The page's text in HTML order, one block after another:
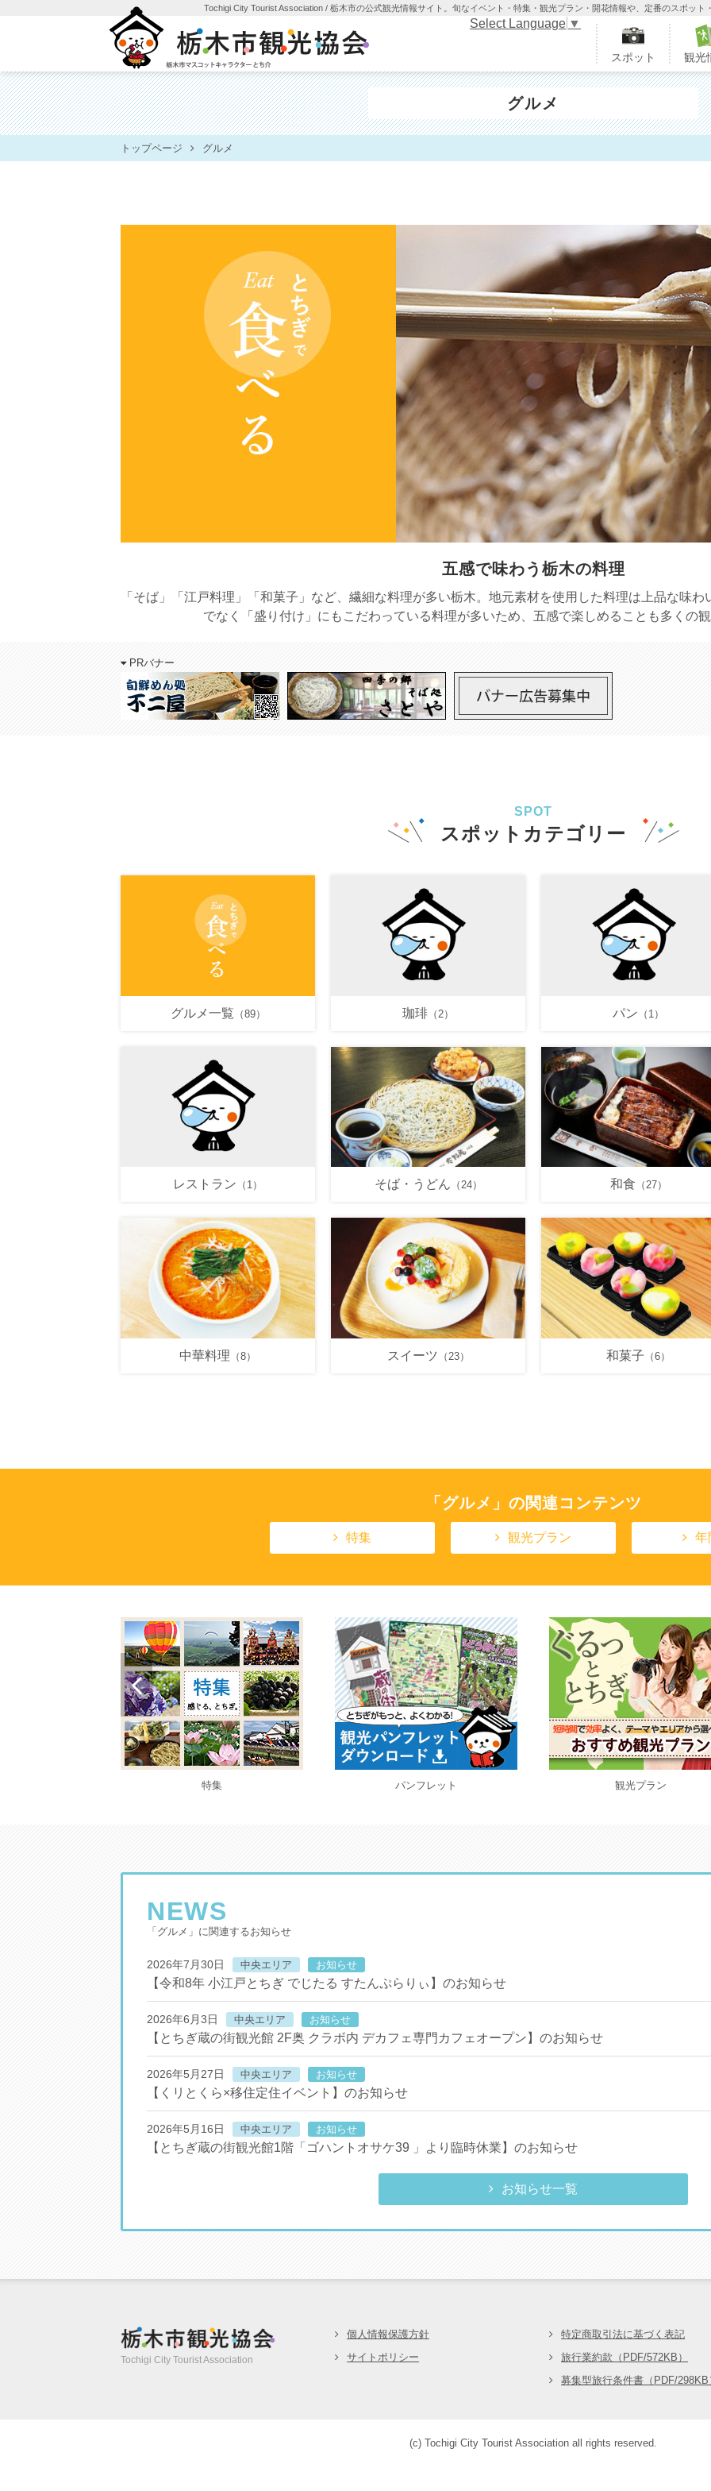
Tochigi City Tourist Association / 栃木市の公式観光情報サイト。旬なイベント・特集・観光プラン・開花情報や、定番のスポット
栃木市観光協会
スポット 観光
Select Language ▼
グルメ
トップページ グルメ
五感で味わう栃木の料理
「そば」「江戸料理」「和菓子」など、繊細な料理が多い栃木。地元素材を使用した料理は上品な味
でなく「盛り付け」にもこだわっている料理が多いため、五感で楽しめることも多くの
PRバナー
SPOT
スポットカテゴリー
グルメ一覧 （89） 珈琲 （2） パン （1）
レストラン （1） そば・うどん （24） 和食 （27）
中華料理 （8） スイーツ （23） 和菓子 （6）
「グルメ」の関連コンテンツ
特集 観光プラン 年
特集 パンフレット 観光プラン
NEWS
「グルメ」に関連するお知らせ
2026年7月30日 中央エリア お知らせ
【令和8年 小江戸とちぎ でじたる すたんぷらりぃ】のお知らせ
2026年6月3日 中央エリア お知らせ
【とちぎ蔵の街観光館 2F奥 クラボ内 デカフェ専門カフェオープン】のお知らせ
2026年5月27日 中央エリア お知らせ
【くリとくら×移住定住イベント】のお知らせ
2026年5月16日 中央エリア お知らせ
【とちぎ蔵の街観光館1階「ゴハントオサケ39 」より臨時休業】のお知らせ
お知らせ一覧
栃木市観光協会
Tochigi City Tourist Association
個人情報保護方針
サイトポリシー
特定商取引法に基づく表記
旅行業約款（PDF/572KB）
募集型旅行条件書（PDF/298KB
(c) Tochigi City Tourist Association all rights reserved.